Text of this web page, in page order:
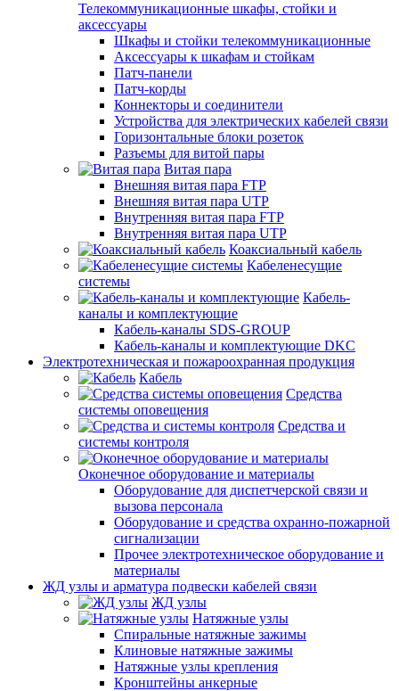
Телекоммуникационные шкафы, стойки и
аксессуары
Шкафы и стойки телекоммуникационные
Аксессуары к шкафам и стойкам
Патч-панели
Патч-корды
Коннекторы и соединители
Устройства для электрических кабелей связи
Горизонтальные блоки розеток
Разъемы для витой пары
Витая пара
Внешняя витая пара FTP
Внешняя витая пара UTP
Внутренняя витая пара FTP
Внутренняя витая пара UTP
Коаксиальный кабель
Кабеленесущие
системы
Кабель-
каналы и комплектующие
Кабель-каналы SDS-GROUP
Кабель-каналы и комплектующие DKC
Электротехническая и пожароохранная продукция
Кабель
Средства
системы оповещения
Средства и
системы контроля
Оконечное оборудование и материалы
Оборудование для диспетчерской связи и
вызова персонала
Оборудование и средства охранно-пожарной
сигнализации
Прочее электротехническое оборудование и
материалы
ЖД узлы и арматура подвески кабелей связи
ЖД узлы
Натяжные узлы
Спиральные натяжные зажимы
Клиновые натяжные зажимы
Натяжные узлы крепления
Кронштейны анкерные